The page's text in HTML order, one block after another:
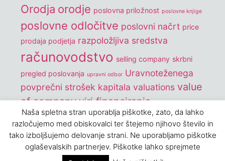
Orodja orodje poslovna priložnost poslovne knjige
poslovne odločitve poslovni načrt price
prodaja podjetja razpoložljiva sredstva
računovodstvo selling company skrbni
pregled poslovanja upravni odbor Uravnoteženega
povprečni strošek kapitala valuations value
of company viri financiranja
vrednostenje podjetij vrednost podjetja
Vrednotenje podjetij wacc
Naša spletna stran uporablja piškotke, zato, da lahko
razločujemo med obiskovalci ter štejemo njihovo število in
tako izboljšujemo delovanje strani. Ne uporabljamo piškotke
oglaševalskih partnerjev. Piškotke lahko sprejmete